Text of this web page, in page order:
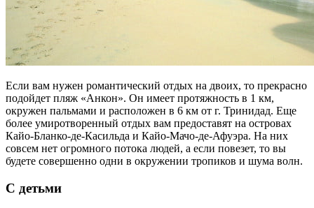
Если вам нужен романтический отдых на двоих, то прекрасно
подойдет пляж «Анкон». Он имеет протяжность в 1 км,
окружен пальмами и расположен в 6 км от г. Тринидад. Еще
более умиротворенный отдых вам предоставят на островах
Кайо-Бланко-де-Касильда и Кайо-Мачо-де-Афуэра. На них
совсем нет огромного потока людей, а если повезет, то вы
будете совершенно одни в окружении тропиков и шума волн.
С детьми